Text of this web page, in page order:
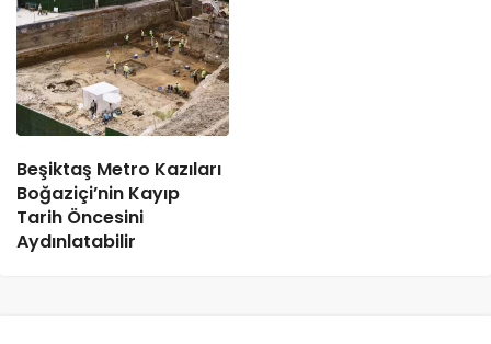
Beşiktaş Metro Kazıları
Boğaziçi’nin Kayıp
Tarih Öncesini
Aydınlatabilir